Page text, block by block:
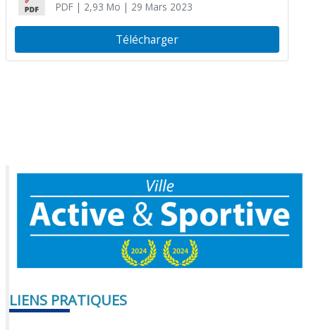
PDF| 2,93 Mo | 29 Mars 2023
Télécharger
LIENS PRATIQUES